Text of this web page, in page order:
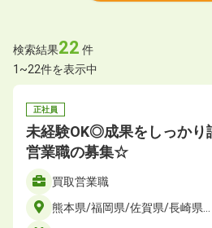
検索結果22 件
1~22件を表示中
正社員
未経験OK◎成果をしっかり
営業職の募集☆
買取営業職
熊本県/福岡県/佐賀県/長崎県…